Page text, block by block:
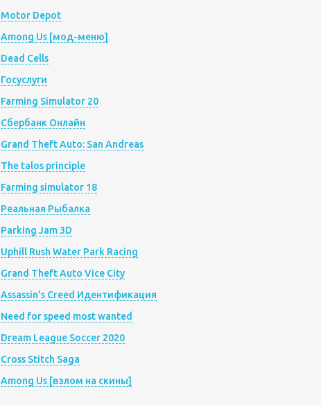
Motor Depot
Among Us [мод-меню]
Dead Cells
Госуслуги
Farming Simulator 20
Сбербанк Онлайн
Grand Theft Auto: San Andreas
The talos principle
Farming simulator 18
Реальная Рыбалка
Parking Jam 3D
Uphill Rush Water Park Racing
Grand Theft Auto Vice City
Assassin’s Creed Идентификация
Need for speed most wanted
Dream League Soccer 2020
Cross Stitch Saga
Among Us [взлом на скины]